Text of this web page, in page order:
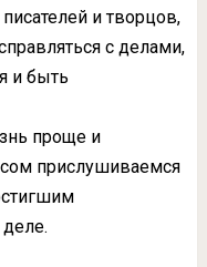
и творцов,
с делами,
и быть
проще и
прислушиваемся